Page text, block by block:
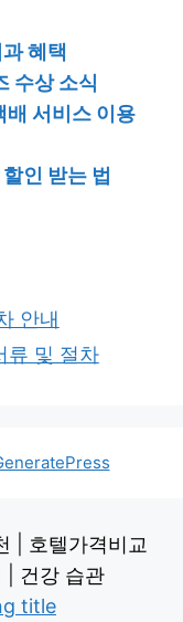
혜택
수상 소식
배 서비스 이용
인 받는 법
안내
류 및 절차
호텔가격비교
건강 습관
title